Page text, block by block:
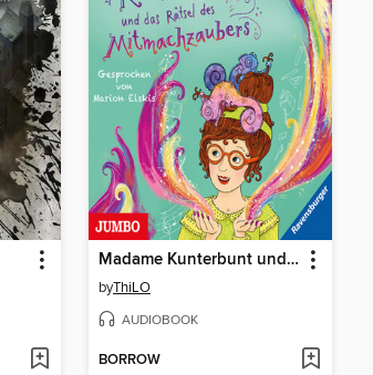
Madame Kunterbunt und das Rätsel des Mitmachzaubers
byThiLO
AUDIOBOOK
BORROW